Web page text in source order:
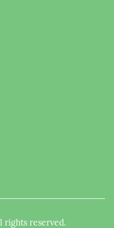
rights reserved.